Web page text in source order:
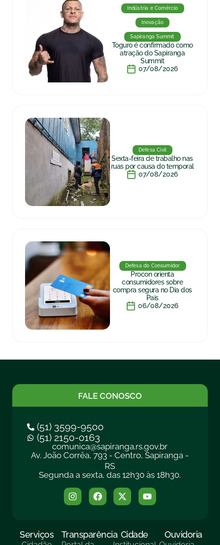
Indústria e Comércio
Inovação
Sapiranga Summit
Toguro é confirmado como
atração do Sapiranga
Summit
07/08/2026
Defesa Civil
Sexta-feira de trabalho nas
ruas por causa do temporal
07/08/2026
Defesa do Consumidor
Procon orienta
consumidores sobre
compra segura no Dia dos
Pais
06/08/2026
FALE CONOSCO
(51) 3599-9500
(51) 2150-0163
comunica@sapiranga.rs.gov.br
Av. João Corrêa, 793 - Centro, Sapiranga -
RS
Segunda a sexta, das 12h30 às 18h30.
Serviços Transparência Cidade Ouvidoria